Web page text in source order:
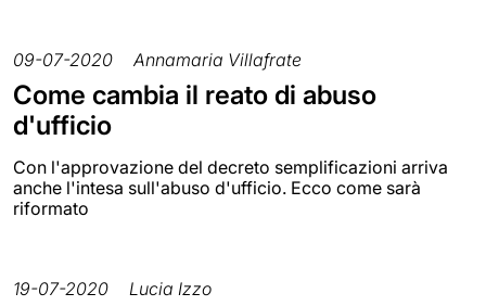
09-07-2020 Annamaria Villafrate
Come cambia il reato di abuso
d'ufficio
Con l'approvazione del decreto semplificazioni arriva
anche l'intesa sull'abuso d'ufficio. Ecco come sarà
riformato
19-07-2020 Lucia Izzo